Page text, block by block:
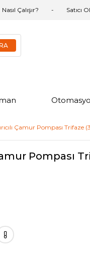
Nasıl Çalışır? Satıcı Ol
Çamur Pompası Trifaze
Pompası